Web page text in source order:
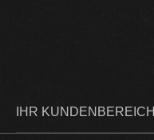
IHR KUNDENBEREICH